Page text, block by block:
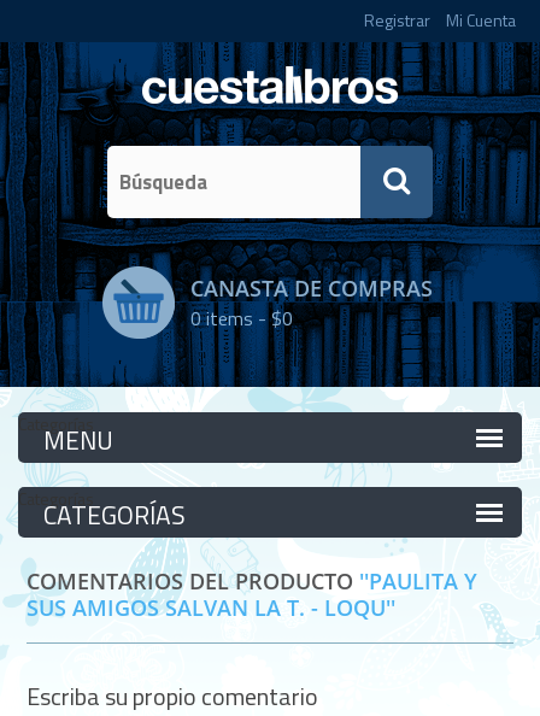
Registrar Mi Cuenta
CANASTA DE COMPRAS
0items -$0
Categorías
Categorías
COMENTARIOS DEL PRODUCTO
PAULITA Y
SUS AMIGOS SALVAN LA T. - LOQU
Escriba su propio comentario